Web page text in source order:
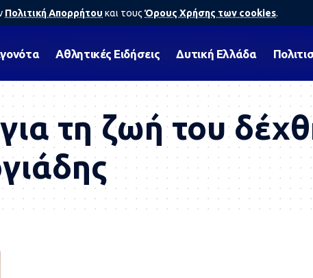
Πολιτική Απορρήτου και τους Όρους Χρήσης των cookies.
Αθλητικές Ειδήσεις Δυτική Ελλάδα
τη ζωή του